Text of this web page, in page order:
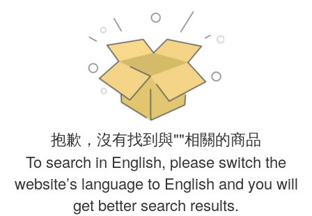
抱歉，沒有找到與""相關的商品
To search in English, please switch the
website’s language to English and you will
get better search results.